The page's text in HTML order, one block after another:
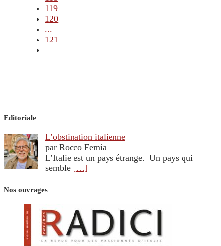
119
120
...
121
Editoriale
L’obstination italienne
par Rocco Femia
L’Italie est un pays étrange. Un pays qui
semble […]
Nos ouvrages